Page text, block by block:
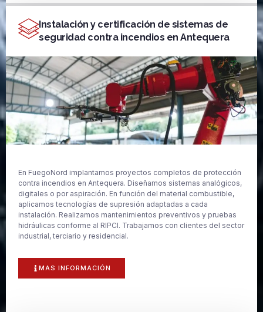
Instalación y certificación de sistemas de
seguridad contra incendios en Antequera
En FuegoNord implantamos proyectos completos de protección
contra incendios en Antequera. Diseñamos sistemas analógicos,
digitales o por aspiración. En función del material combustible,
aplicamos tecnologías de supresión adaptadas a cada
instalación. Realizamos mantenimientos preventivos y pruebas
hidráulicas conforme al RIPCI. Trabajamos con clientes del sector
industrial, terciario y residencial.
MAS INFORMACIÓN